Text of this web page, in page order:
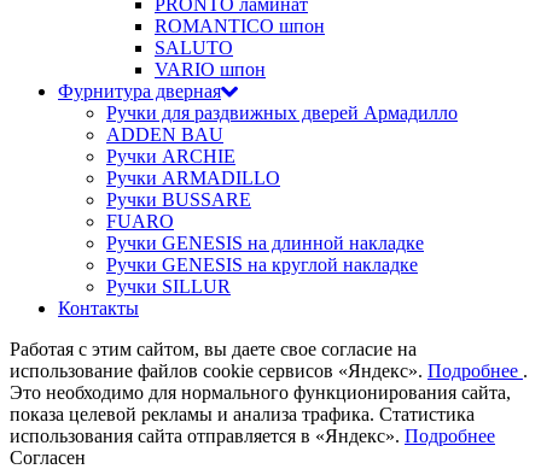
PRONTO ламинат
ROMANTICO шпон
SALUTO
VARIO шпон
Фурнитура дверная
Ручки для раздвижных дверей Армадилло
ADDEN BAU
Ручки ARCHIE
Ручки ARMADILLO
Ручки BUSSARE
FUARO
Ручки GENESIS на длинной накладке
Ручки GENESIS на круглой накладке
Ручки SILLUR
Контакты
Работая с этим сайтом, вы даете свое согласие на
использование файлов cookie сервисов «Яндекс». Подробнее .
Это необходимо для нормального функционирования сайта,
показа целевой рекламы и анализа трафика. Статистика
использования сайта отправляется в «Яндекс». Подробнее
Согласен